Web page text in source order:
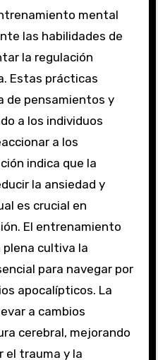
mental
las habilidades de
la regulación
Estas prácticas
de pensamientos y
a los individuos
a los
indica que la
la ansiedad y
es crucial en
El entrenamiento
cultiva la
para navegar por
apocalípticos. La
a cambios
cerebral, mejorando
el trauma y la